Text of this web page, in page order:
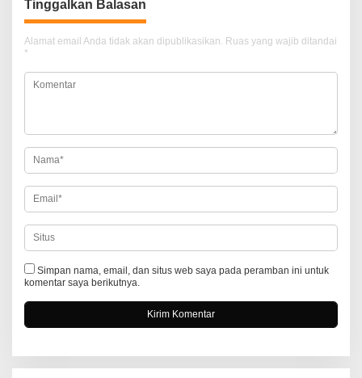
a
s
i
p
s
Tinggalkan Balasan
Alamat email Anda tidak akan dipublikasikan. Ruas yang wajib ditandai
*
Simpan nama, email, dan situs web saya pada peramban ini untuk
komentar saya berikutnya.